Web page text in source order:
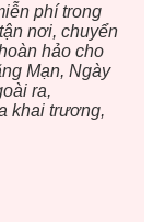
phí trong
nơi, chuyển
hảo cho
Mạn, Ngày
ra,
khai trương,